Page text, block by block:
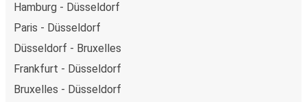
Hamburg - Düsseldorf
Paris - Düsseldorf
Düsseldorf - Bruxelles
Frankfurt - Düsseldorf
Bruxelles - Düsseldorf